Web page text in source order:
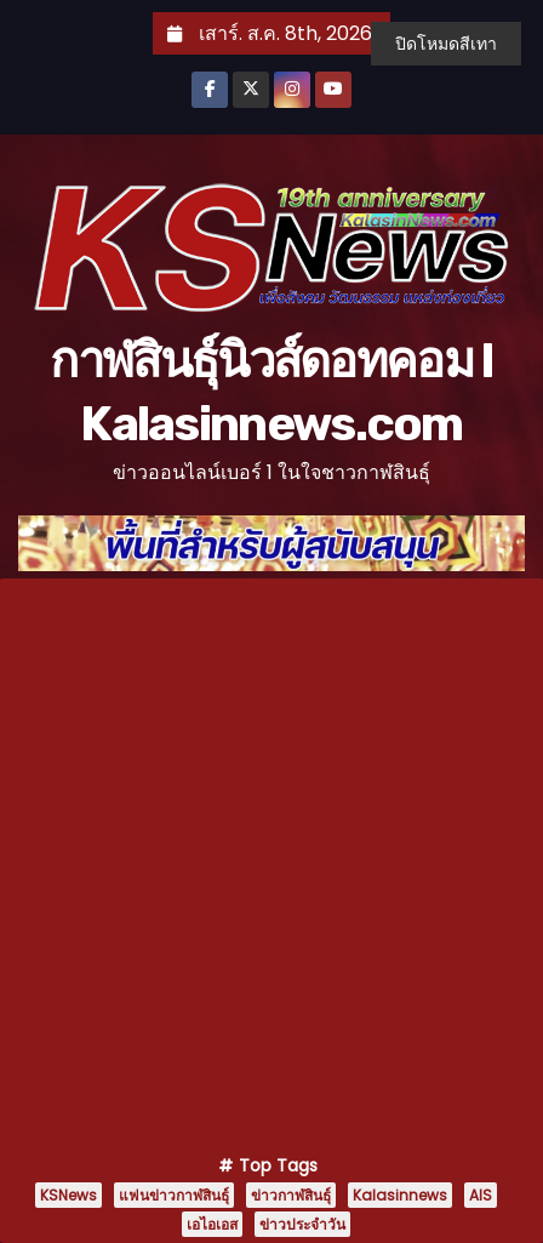
เสาร์. ส.ค. 8th, 2026
กาฬสินธุ์นิวส์ดอทคอม l
Kalasinnews.com
ข่าวออนไลน์เบอร์ 1 ในใจชาวกาฬสินธุ์
Top Tags
KSNews แฟนข่าวกาฬสินธุ์ ข่าวกาฬสินธุ์ Kalasinnews
AIS
เอไอเอส
ข่าวประจำวัน
ปิดโหมดสีเทา